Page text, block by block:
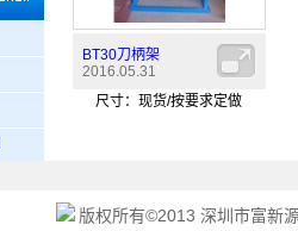
BT30刀柄架
2016.05.31
尺寸：现货/按要求定做
版权所有©2013 深圳市富新